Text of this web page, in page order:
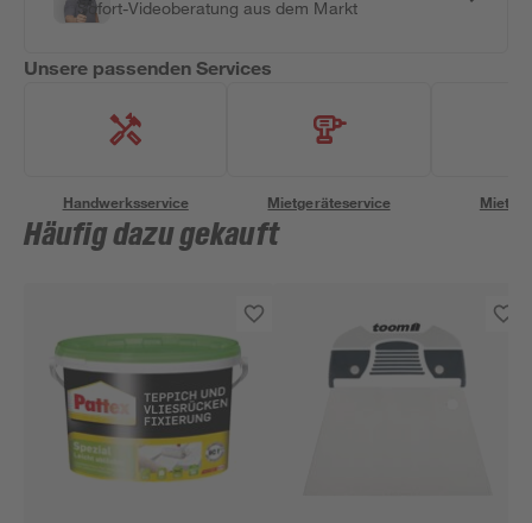
Sofort-Videoberatung aus dem Markt
Unsere passenden Services
Handwerksservice Mietgeräteservice
Häufig dazu gekauft